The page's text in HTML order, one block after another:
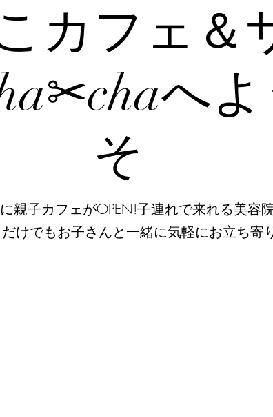
カフェ＆
へよ
そ
親子カフェがOPEN!子連れで来れる美容
けでもお子さんと一緒に気軽にお立ち寄